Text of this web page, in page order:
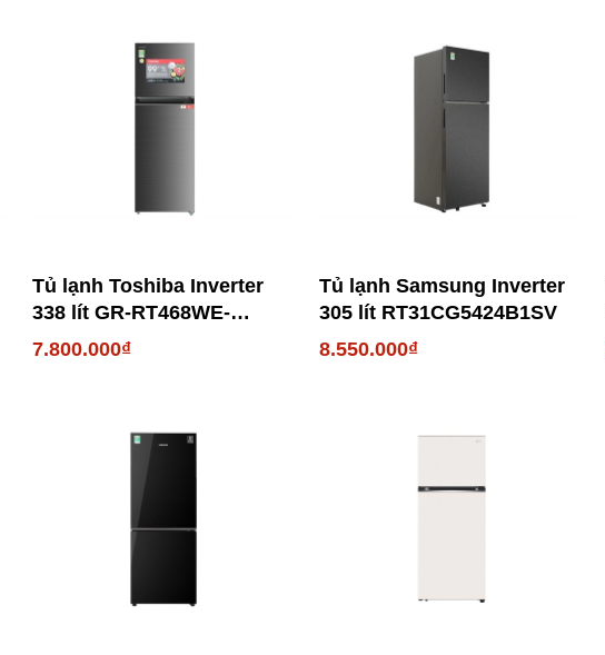
Tủ lạnh Toshiba Inverter
338 lít GR-RT468WE-
PMV(58)-MM
7.800.000₫
Tủ lạnh Samsung Inverter
305 lít RT31CG5424B1SV
8.550.000₫